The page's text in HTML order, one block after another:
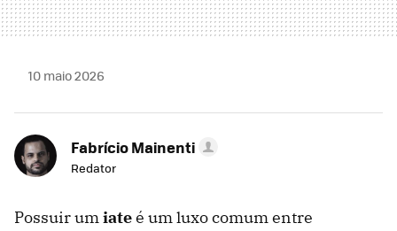
10 maio 2026
Fabrício Mainenti
Redator
Possuir umiateé um luxo comum entre